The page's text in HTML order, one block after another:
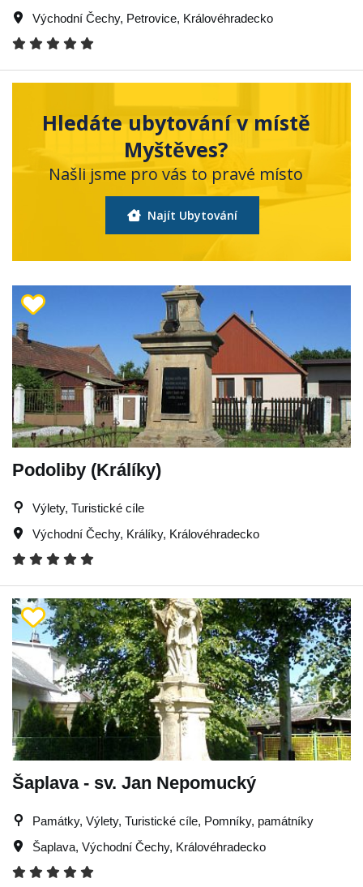
Východní Čechy, Petrovice, Královéhradecko
Hledáte ubytování v místě
Myštěves?
Našli jsme pro vás to pravé místo
Najít Ubytování
Podoliby (Králíky)
Výlety, Turistické cíle
Východní Čechy, Králíky, Královéhradecko
Šaplava - sv. Jan Nepomucký
Památky, Výlety, Turistické cíle, Pomníky, památníky
Šaplava, Východní Čechy, Královéhradecko